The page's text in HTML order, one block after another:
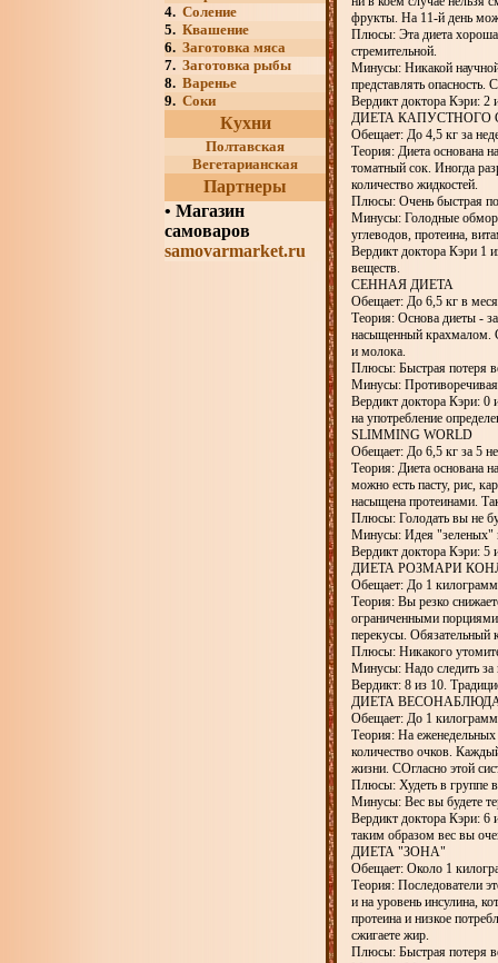
4. Соление
5. Квашение
6. Заготовка мяса
7. Заготовка рыбы
8. Варенье
9. Соки
Кухни
Полтавская
Вегетарианская
Партнеры
• Магазин
самоваров
samovarmarket.ru
фрукты. На 11-й день
Плюсы: Эта диета хороша
стремительной.
Минусы: Никакой научной
представлять
Вердикт доктора Кэри: 2
ДИЕТА КАПУСТНОГО
Обещает: До 4,5 кг за
Теория: Диета основана
томатный сок. Иногда
количество жидкостей.
Плюсы: Очень быстрая
Минусы: Голодные
углеводов, протеина,
Вердикт доктора Кэри 1
веществ.
СЕННАЯ ДИЕТА
Обещает: До 6,5 кг в
Теория: Основа диеты -
насыщенный крахмалом.
и молока.
Плюсы: Быстрая потеря
Минусы: Противоречивая
Вердикт доктора Кэри: 0
на употребление
SLIMMING WORLD
Обещает: До 6,5 кг за 5
Теория: Диета основана
можно есть пасту, рис,
насыщена протеинами.
Плюсы: Голодать вы не
Минусы: Идея "зеленых"
Вердикт доктора Кэри: 5
ДИЕТА РОЗМАРИ
Обещает: До 1
Теория: Вы резко
ограниченными
перекусы. Обязательный
Плюсы: Никакого
Минусы: Надо следить за
Вердикт: 8 из 10.
ДИЕТА
Обещает: До 1
Теория: На
количество очков.
жизни. СОгласно этой
Плюсы: Худеть в группе
Минусы: Вес вы будете
Вердикт доктора Кэри: 6
таким образом вес вы
ДИЕТА "ЗОНА"
Обещает: Около 1
Теория: Последователи
и на уровень инсулина,
протеина и низкое
сжигаете жир.
Плюсы: Быстрая потеря